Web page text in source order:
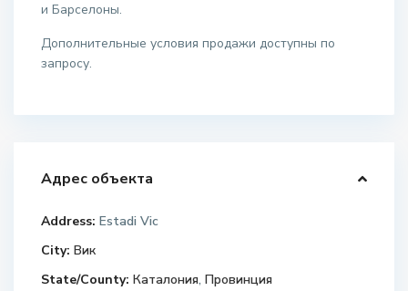
и Барселоны.
Дополнительные условия продажи доступны по
запросу.
Адрес объекта
Address: Estadi Vic
City: Вик
State/County: Каталония,Провинция